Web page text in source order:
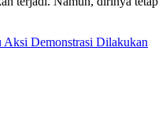
Demonstrasi Dilakukan